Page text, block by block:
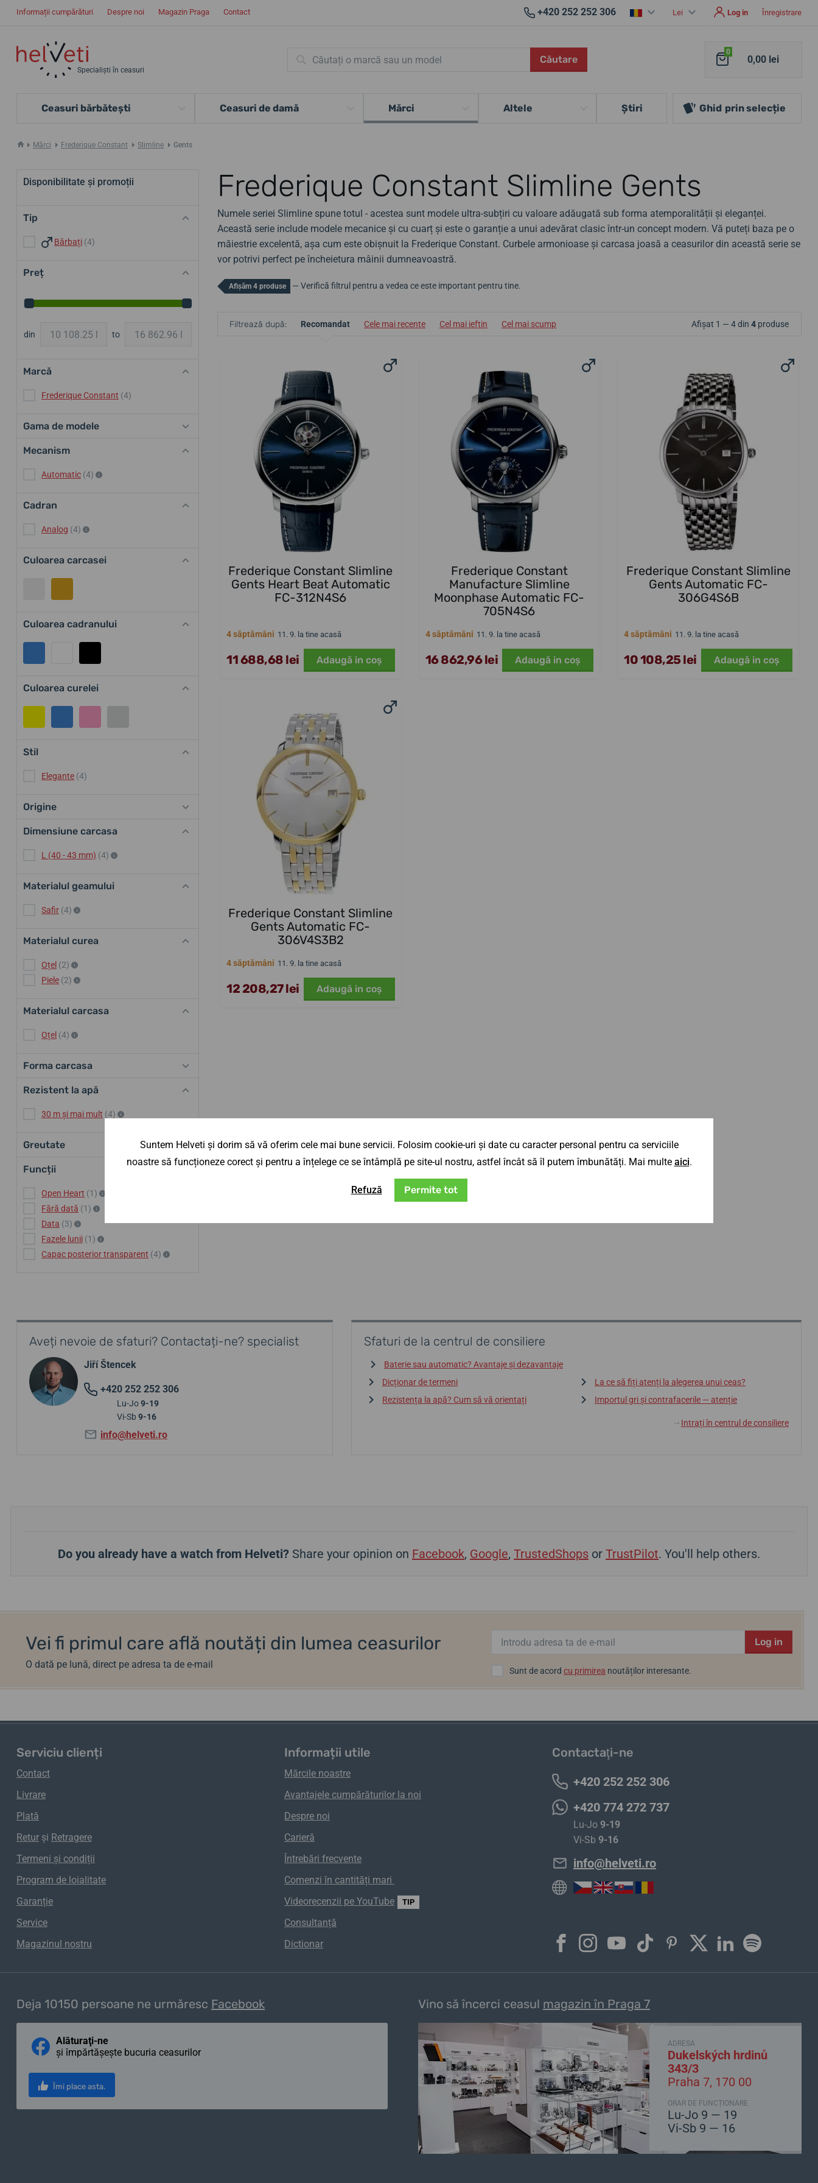
Informații cumpărături Despre noi Magazin Praga Contact +420 252 252 306 Lei Log in Înregistrare
Specialiști în ceasuri
Căutare
0
0,00 lei
Ceasuri bărbătești Ceasuri de damă Mărci Altele Ştiri Ghid prin selecție
Mărci Frederique Constant Slimline Gents
Frederique Constant Slimline Gents
Numele seriei Slimline spune totul - acestea sunt modele ultra-subțiri cu valoare adăugată sub forma atemporalității și eleganței.
Această serie include modele mecanice și cu cuarț și este o garanție a unui adevărat clasic într-un concept modern. Vă puteți baza pe o
măiestrie excelentă, așa cum este obișnuit la Frederique Constant. Curbele armonioase și carcasa joasă a ceasurilor din această serie se
vor potrivi perfect pe încheietura mâinii dumneavoastră.
Disponibilitate și promoții
Tip
Bărbați (4)
Preț
din to
Marcă
Frederique Constant (4)
Gama de modele
Mecanism
Automatic (4)
Cadran
Analog (4)
Culoarea carcasei
Culoarea cadranului
Culoarea curelei
Stil
Elegante (4)
Origine
Dimensiune carcasa
L (40 - 43 mm) (4)
Materialul geamului
Safir (4)
Materialul curea
Oțel (2)
Piele (2)
Materialul carcasa
Oțel (4)
Forma carcasa
Rezistent la apă
30 m și mai mult (4)
Greutate
Funcții
Open Heart (1)
Fără dată (1)
Data (3)
Fazele lunii (1)
Capac posterior transparent (4)
Afișăm 4 produse — Verifică filtrul pentru a vedea ce este important pentru tine.
Filtrează după: Recomandat Cele mai recente Cel mai ieftin Cel mai scump Afișat 1 — 4 din 4 produse
Frederique Constant Slimline
Gents Heart Beat Automatic
FC-312N4S6
4 săptămâni 11. 9. la tine acasă
11 688,68 lei Adaugă in coş
Frederique Constant
Manufacture Slimline
Moonphase Automatic FC-
705N4S6
4 săptămâni 11. 9. la tine acasă
16 862,96 lei Adaugă in coş
Frederique Constant Slimline
Gents Automatic FC-
306G4S6B
4 săptămâni 11. 9. la tine acasă
10 108,25 lei Adaugă in coş
Frederique Constant Slimline
Gents Automatic FC-
306V4S3B2
4 săptămâni 11. 9. la tine acasă
12 208,27 lei Adaugă in coş
Aveți nevoie de sfaturi? Contactați-ne? specialist
Jiří Štencek
+420 252 252 306
Lu-Jo9-19
Vi-Sb 9-16
info@helveti.ro
Sfaturi de la centrul de consiliere
Baterie sau automatic? Avantaje și dezavantaje
Dicționar de termeni
La ce să fiți atenți la alegerea unui ceas?
Rezistența la apă? Cum să vă orientați
Importul gri și contrafacerile — atenție
↓ Intrați în centrul de consiliere
Do you already have a watch from Helveti? Share your opinion on Facebook, Google, TrustedShops or TrustPilot. You'll help others.
Vei fi primul care află noutăți din lumea ceasurilor
O dată pe lună, direct pe adresa ta de e-mail
Log in
Sunt de acord cu primirea noutăților interesante.
Serviciu clienți
Contact
Livrare
Plată
Retur și Retragere
Termeni și condiții
Program de loialitate
Garanție
Service
Magazinul nostru
Informații utile
Mărcile noastre
Avantajele cumpărăturilor la noi
Despre noi
Carieră
Întrebări frecvente
Comenzi în cantități mari
Videorecenzii pe YouTube
TIP
Consultanță
Dictionar
Contactaţi-ne
+420 252 252 306
+420 774 272 737
Lu-Jo 9-19
Vi-Sb 9-16
info@helveti.ro
Deja 10150 persoane ne urmăresc Facebook
Alăturaţi-ne
și împărtășește bucuria ceasurilor
Îmi place asta.
Vino să încerci ceasul magazin în Praga 7
ADRESA
Dukelských hrdinů
343/3
Praha 7, 170 00
ORAR DE FUNCȚIONARE
Lu-Jo 9 — 19
Vi-Sb 9 — 16
Suntem Helveti și dorim să vă oferim cele mai bune servicii. Folosim cookie-uri și date cu caracter personal pentru ca serviciile
noastre să funcționeze corect și pentru a înțelege ce se întâmplă pe site-ul nostru, astfel încât să îl putem îmbunătăți. Mai multe aici.
Refuză Permite tot